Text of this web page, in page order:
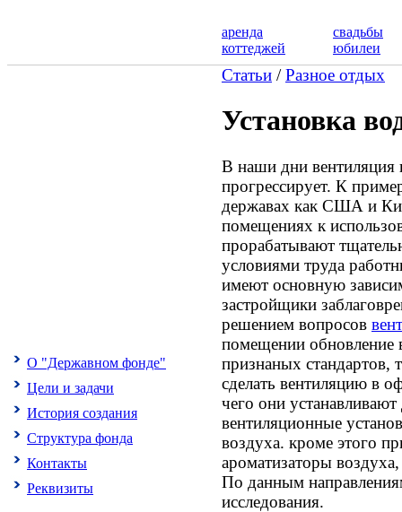
аренда
коттеджей
свадьбы
юбилеи
О "Державном фонде"
Цели и задачи
История создания
Структура фонда
Контакты
Реквизиты
Статьи /Разное отдых
Установка
В наши дни вентиляция
прогрессирует. К
державах как США и
помещениях к
прорабатывают
условиями труда
имеют основную
застройщики
решением вопросов
помещении обновление
признаных стандартов,
сделать вентиляцию в
чего они
вентиляционные
воздуха. кроме этого
ароматизаторы
По данным
исследования.